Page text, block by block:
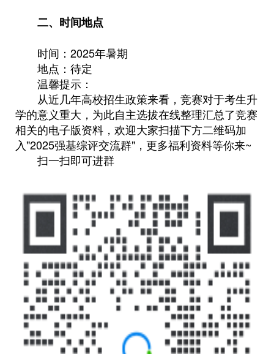
二、时间地点
时间：2025年暑期
地点：待定
温馨提示：
从近几年高校招生政策来看，竞赛对于考生升
学的意义重大，为此自主选拔在线整理汇总了竞赛
相关的电子版资料，欢迎大家扫描下方二维码加
入"2025强基综评交流群"，更多福利资料等你来~
扫一扫即可进群